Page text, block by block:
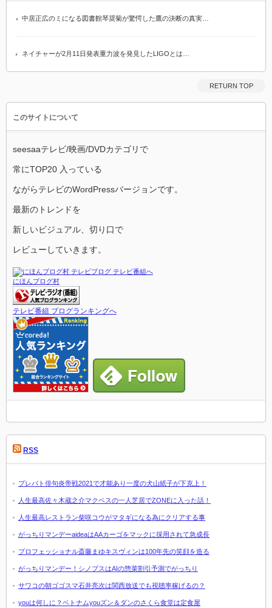
中居正広のミになる図書館琴奨菊が驚愕した鷹の決断の真実…
ネイチャーが2月11日発表重力波を発見したLIGOとは…
RETURN TOP
このサイトについて
seesaaテレビ/映画/DVDカテゴリで
常にTOP20 入っている
ながらテレビのWordPressバージョンです。
最新のトレンドを
新しいビジュアル、切り口で
レビューしていきます。
にほんブログ村
テレビ番組 ブログランキングへ
RSS
プレバト俳句炎帝戦2021で才能あり一度の犬山紙子が下克上！
人生最高佐々木蔵之介マクベスの一人芝居でZONEに入った話！
人生最高レストラン柴咲コウがマタギになる為にクリアする事
がっちりマンデーaideaはAAカーゴをマックに採用されて急成長
プロフェッショナル斎藤まゆキスヴィンは100年先の笑顔を造る
がっちりマンデー！シノプスはAIの惣菜割引予測でがっちり
サワコの朝ゴゴスマ石井亮次は関西放送でも視聴率稼げるの？
youは何しに？ベトナムyouズン＆ダンのさくら食堂は定食屋